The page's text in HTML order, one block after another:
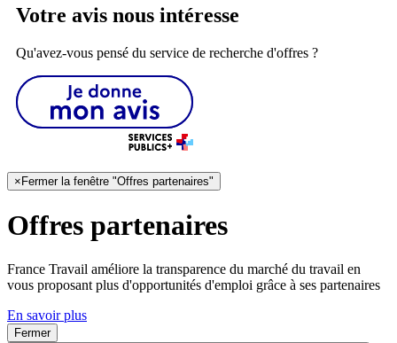
Votre avis nous intéresse
Qu'avez-vous pensé du service de recherche d'offres ?
× Fermer la fenêtre "Offres partenaires"
Offres partenaires
France Travail améliore la transparence du marché du travail en
vous proposant plus d'opportunités d'emploi grâce à ses partenaires
En savoir plus
Fermer